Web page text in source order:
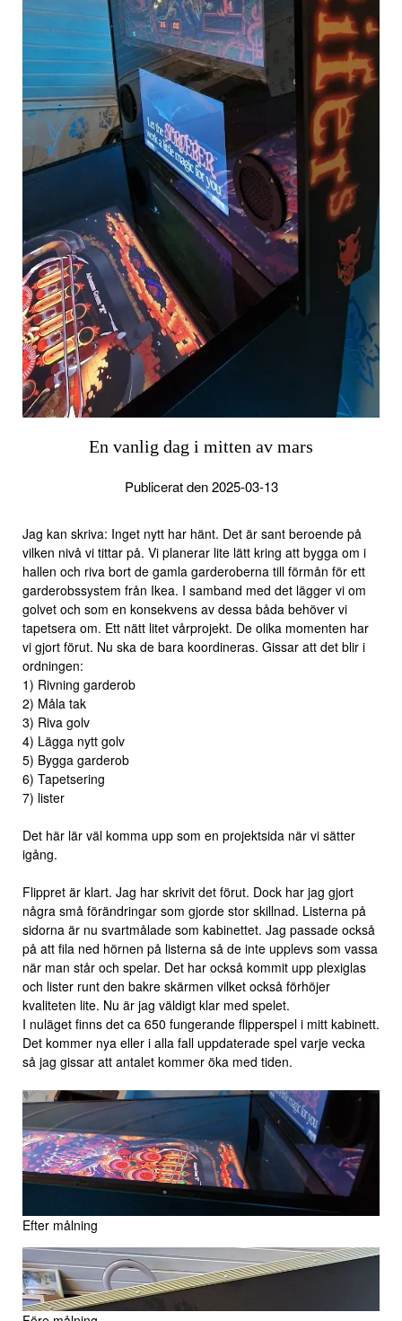
En vanlig dag i mitten av mars
Publicerat den 2025-03-13
Jag kan skriva: Inget nytt har hänt. Det är sant beroende på
vilken nivå vi tittar på. Vi planerar lite lätt kring att bygga om i
hallen och riva bort de gamla garderoberna till förmån för ett
garderobssystem från Ikea. I samband med det lägger vi om
golvet och som en konsekvens av dessa båda behöver vi
tapetsera om. Ett nätt litet vårprojekt. De olika momenten har
vi gjort förut. Nu ska de bara koordineras. Gissar att det blir i
ordningen:
1) Rivning garderob
2) Måla tak
3) Riva golv
4) Lägga nytt golv
5) Bygga garderob
6) Tapetsering
7) lister
Det här lär väl komma upp som en projektsida när vi sätter
igång.
Flippret är klart. Jag har skrivit det förut. Dock har jag gjort
några små förändringar som gjorde stor skillnad. Listerna på
sidorna är nu svartmålade som kabinettet. Jag passade också
på att fila ned hörnen på listerna så de inte upplevs som vassa
när man står och spelar. Det har också kommit upp plexiglas
och lister runt den bakre skärmen vilket också förhöjer
kvaliteten lite. Nu är jag väldigt klar med spelet.
I nuläget finns det ca 650 fungerande flipperspel i mitt kabinett.
Det kommer nya eller i alla fall uppdaterade spel varje vecka
så jag gissar att antalet kommer öka med tiden.
Efter målning